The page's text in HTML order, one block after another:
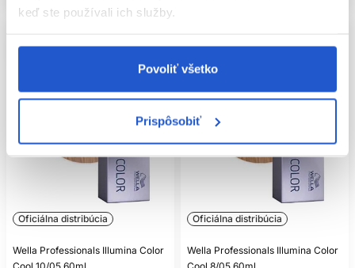
keď ste používali ich služby.
Povoliť všetko
Prispôsobiť
Oficiálna distribúcia
Wella Professionals Illumina Color
Oficiálna distribúcia
Wella Professionals Illumina Color